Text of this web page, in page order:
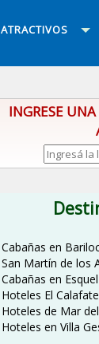
ATRACTIVOS
INGRESE
Cabañas en
San Martín de los
Cabañas en Esquel
Hoteles El Calafate
Hoteles de Mar
Hoteles en Villa